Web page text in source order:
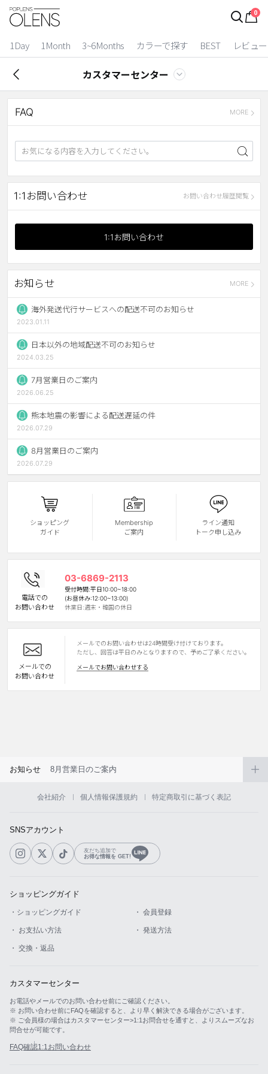
0
1Day 1Month 3~6Months カラーで探す BEST レビュー
ログイン
カラコン比較
今月限定特典
ベスト
カラコン
1 Day
カラー
ブラウン
グレー
ブラック
ヘーゼル
グリーン
ブルー
ピンク
透明
ハロウィンカラコン
ケア用品
レビュー
EYEしてる
総合掲示板
カスタマーサービス
ショッピングガイド
INSTAGRAM TWITTER LINE FACEBOOK
カスタマーセンター
FAQ MORE
1:1お問い合わせ
1:1お問い合わせ
お問い合わせ履歴閲覧
お知らせ
海外発送代行サービスへの配送不可のお知らせ
2023.01.11
日本以外の地域配送不可のお知らせ
2024.03.25
7月営業日のご案内
2026.06.25
熊本地震の影響による配送遅延の件
2026.07.29
8月営業日のご案内
2026.07.29
MORE
ショッピング
ガイド
Membership
ご案内
ライン通知
トーク申し込み
電話での
お問い合わせ
03-6869-2113
受付時間:平日10:00~18:00
(お昼休み:12:00~13:00)
休業日:週末・韓国の休日
メールでの
お問い合わせ
メールでのお問い合わせは24時間受け付けております。
ただし、回答は平日のみとなりますので、予めご了承ください。
メールでお問い合わせする
お知らせ 8月営業日のご案内
会社紹介 個人情報保護規約 特定商取引に基づく表記
SNSアカウント
友だち追加で
お得な情報を GET!
ショッピングガイド
・ショッピングガイド ・ 会員登録
・ お支払い方法 ・ 発送方法
・ 交換・返品
カスタマーセンター
お電話やメールでのお問い合わせ前にご確認ください。
※ お問い合わせ前にFAQを確認すると、より早く解決できる場合がございます。
※ ご会員様の場合はカスタマーセンター>1:1お問合せを通すと、よりスムーズなお
問合せが可能です。
FAQ確認1:1お問い合わせ